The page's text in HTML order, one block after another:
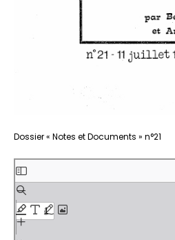
Dossier « Notes et Documents » n°21
PDF